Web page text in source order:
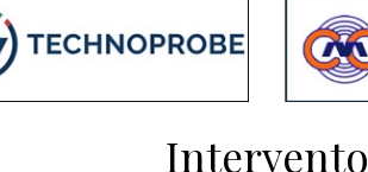
Intervento